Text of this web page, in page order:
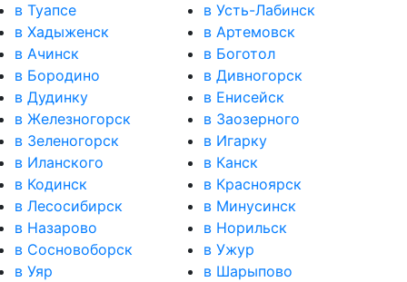
в Туапсе
в Усть-Лабинск
в Хадыженск
в Артемовск
в Ачинск
в Боготол
в Бородино
в Дивногорск
в Дудинку
в Енисейск
в Железногорск
в Заозерного
в Зеленогорск
в Игарку
в Иланского
в Канск
в Кодинск
в Красноярск
в Лесосибирск
в Минусинск
в Назарово
в Норильск
в Сосновоборск
в Ужур
в Уяр
в Шарыпово